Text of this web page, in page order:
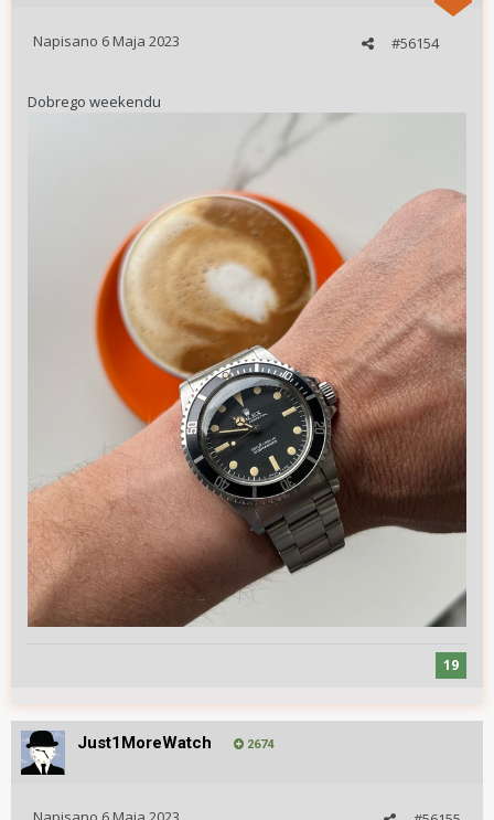
#56154
Napisano 6 Maja 2023
Dobrego weekendu
19
Just1MoreWatch 2674